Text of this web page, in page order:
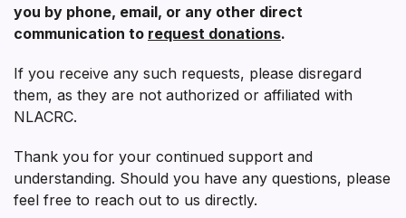
you by phone, email, or any other direct
communication to request donations.
If you receive any such requests, please disregard
them, as they are not authorized or affiliated with
NLACRC.
Thank you for your continued support and
understanding. Should you have any questions, please
feel free to reach out to us directly.